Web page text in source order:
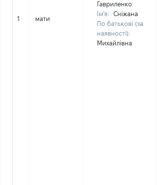
1 мати
Гавриленко
Ім'я:
Сніжана
По батькові (за
наявності):
Михайлівна